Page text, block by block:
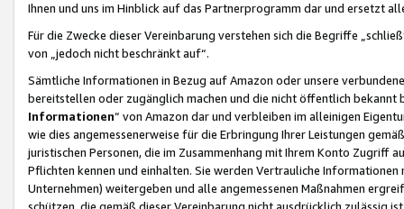
Ihnen und uns im Hinblick auf das Partnerprogramm dar und ersetzt
Für die Zwecke dieser Vereinbarung verstehen sich die Begriffe
von „jedoch nicht beschränkt auf“.
Sämtliche Informationen in Bezug auf Amazon oder unsere
bereitstellen oder zugänglich machen und die nicht öffentlich
Informationen“ von Amazon dar und verbleiben im alleinigen
wie dies angemessenerweise für die Erbringung Ihrer Leistungen
juristischen Personen, die im Zusammenhang mit Ihrem Konto
Pflichten kennen und einhalten. Sie werden Vertrauliche
Unternehmen) weitergeben und alle angemessenen Maßnahmen